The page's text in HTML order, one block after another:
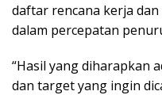
daftar rencana kerja
dalam percepatan
“Hasil yang diharapkan
dan target yang ingin